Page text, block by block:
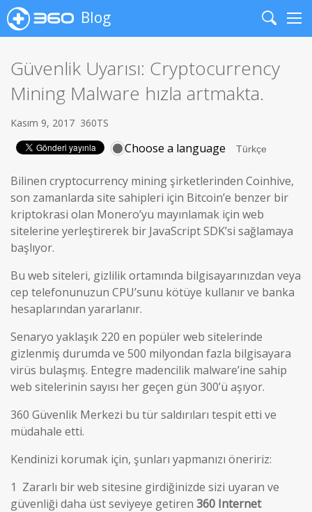
Blog
Search
Güvenlik Uyarısı: Cryptocurrency
Mining Malware hızla artmakta.
Kasım 9, 2017 360TS
Choose a language
Bilinen cryptocurrency mining şirketlerinden Coinhive,
son zamanlarda site sahipleri için Bitcoin’e benzer bir
kriptokrasi olan Monero’yu mayınlamak için web
sitelerine yerleştirerek bir JavaScript SDK’si sağlamaya
başlıyor.
Bu web siteleri, gizlilik ortamında bilgisayarınızdan veya
cep telefonunuzun CPU’sunu kötüye kullanır ve banka
hesaplarından yararlanır.
Senaryo yaklaşık 220 en popüler web sitelerinde
gizlenmiş durumda ve 500 milyondan fazla bilgisayara
virüs bulaşmış. Entegre madencilik malware’ine sahip
web sitelerinin sayısı her geçen gün 300’ü aşıyor.
360 Güvenlik Merkezi bu tür saldırıları tespit etti ve
müdahale etti.
Kendinizi korumak için, şunları yapmanızı öneririz:
1 Zararlı bir web sitesine girdiğinizde sizi uyaran ve
güvenliği daha üst seviyeye getiren 360 Internet